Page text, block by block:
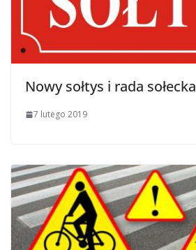
Nowy sołtys i rada sołecka
7 lutego 2019